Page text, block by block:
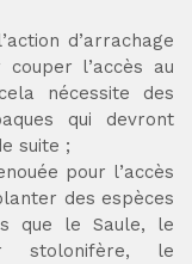
d’arrachage
l’accès au
nécessite des
qui devront
suite ;
pour l’accès
des espèces
que le Saule, le
stolonifère, le